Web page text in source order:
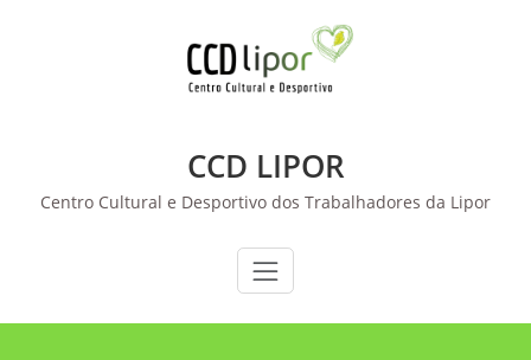
CCD LIPOR
Centro Cultural e Desportivo dos Trabalhadores da Lipor